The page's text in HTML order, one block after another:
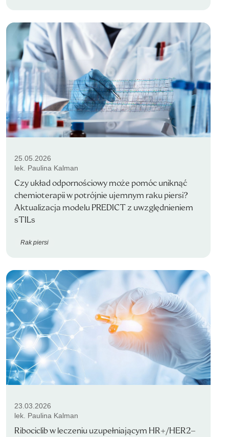
25.05.2026
lek. Paulina Kalman
Czy układ odpornościowy może pomóc uniknąć
chemioterapii w potrójnie ujemnym raku piersi?
Aktualizacja modelu PREDICT z uwzględnieniem
sTILs
Rak piersi
23.03.2026
lek. Paulina Kalman
Ribociclib w leczeniu uzupełniającym HR+/HER2–